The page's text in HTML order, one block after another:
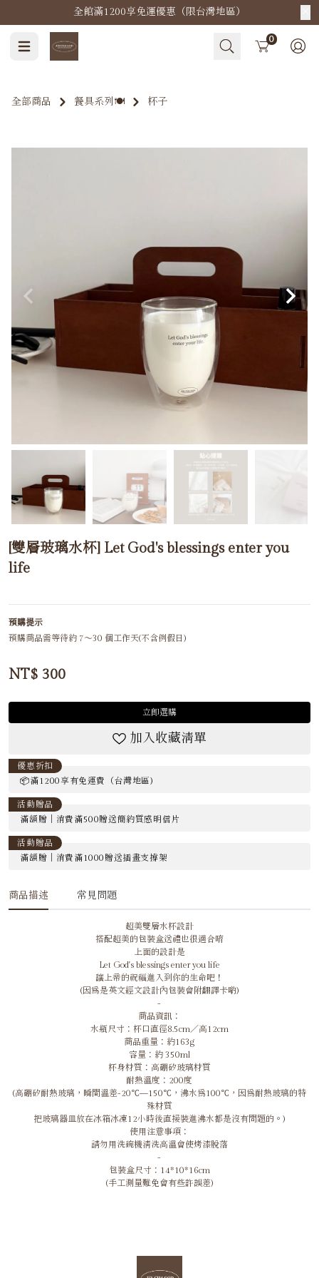
全館滿1200享免運優惠（限台灣地區）
Cart 0
全部商品 餐具系列🍽️ 杯子
[雙層玻璃水杯] Let God's blessings enter you
life
預購提示
預購商品需等待約 7～30 個工作天(不含例假日)
NT$ 300
立即選購
加入收藏清單
優惠折扣
📦滿1200享有免運費（台灣地區)
活動贈品
滿額贈｜消費滿500贈送簡約質感明信片
活動贈品
滿額贈｜消費滿1000贈送插畫支撐架
商品描述 常見問題
超美雙層水杯設計
搭配超美的包裝盒送禮也很適合唷
上面的設計是
Let God's blessings enter you life
讓上帝的祝福進入到你的生命吧！
(因為是英文經文設計內包裝會附翻譯卡喲)
-
商品資訊：
水瓶尺寸：杯口直徑8.5cm／高12cm
商品重量：約163g
容量：約 350ml
杯身材質：高硼矽玻璃材質
耐熱溫度：200度
(高硼矽耐熱玻璃，瞬間溫差­­­-20℃—150℃，沸水爲100℃，因爲耐熱玻璃的特
殊材質
把玻璃器皿放在冰箱冰凍12小時後直接裝進沸水都是沒有問題的。)
使用注意事項：
請勿用洗碗機清洗高溫會使烤漆脫落
-
包裝盒尺寸：14*10*16cm
(手工測量難免會有些許誤差)